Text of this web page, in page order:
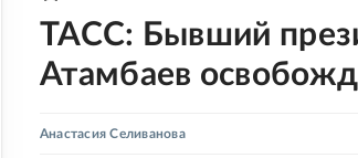
ТАСС: Бывший
Атамбаев
Анастасия Селиванова